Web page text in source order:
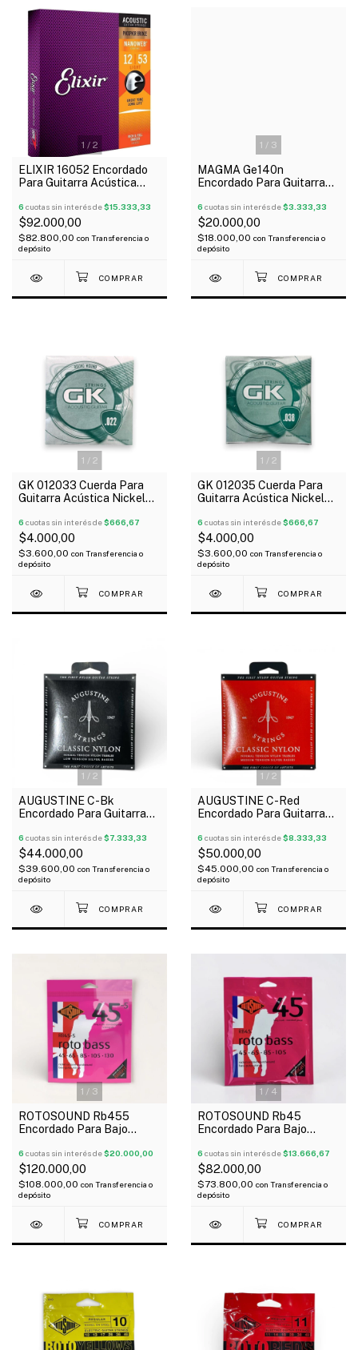
1/2
ELIXIR 16052 Encordado
Para Guitarra Acústica
Nanoweb
6 cuotas sin interés de$15.333,33
$92.000,00
$82.800,00 con Transferencia o
depósito
1 / 3
MAGMA Ge140n
Encordado Para Guitarra
6 cuotas sin interés de$3.333,33
$20.000,00
$18.000,00 con Transferencia o
depósito
1 / 2
GK 012033 Cuerda Para
Guitarra Acústica Nickel
6 cuotas sin interés de$666,67
$4.000,00
$3.600,00 con Transferencia o
depósito
1 / 2
GK 012035 Cuerda Para
Guitarra Acústica Nickel
6 cuotas sin interés de$666,67
$4.000,00
$3.600,00 con Transferencia o
depósito
1 / 2
AUGUSTINE C-Bk
Encordado Para Guitarra
In Usa
6 cuotas sin interés de$7.333,33
$44.000,00
$39.600,00 con Transferencia o
depósito
1 / 2
AUGUSTINE C-Red
Encordado Para Guitarra
Made In Usa
6 cuotas sin interés de$8.333,33
$50.000,00
$45.000,00 con Transferencia o
depósito
1 / 3
ROTOSOUND Rb455
Encordado Para Bajo
130
6 cuotas sin interés de$20.000,00
$120.000,00
$108.000,00 con Transferencia o
depósito
1 / 4
ROTOSOUND Rb45
Encordado Para Bajo
105
6 cuotas sin interés de$13.666,67
$82.000,00
$73.800,00 con Transferencia o
depósito